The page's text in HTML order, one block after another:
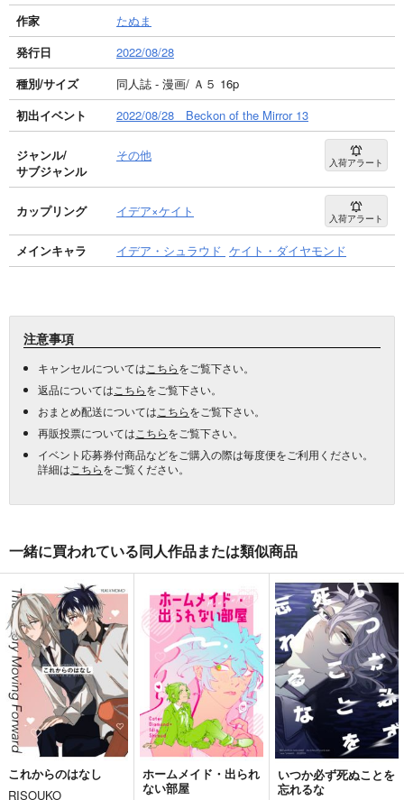
作家
たぬま
発行日
2022/08/28
種別/サイズ
同人誌 - 漫画/ Ａ５ 16p
初出イベント
2022/08/28 Beckon of the Mirror 13
ジャンル/
サブジャンル
その他 入荷アラート
カップリング イデア×ケイト 入荷アラート
メインキャラ イデア・シュラウド ケイト・ダイヤモンド
注意事項
キャンセルについては こちらをご覧下さい。
返品については こちらをご覧下さい。
おまとめ配送については こちらをご覧下さい。
再販投票については こちらをご覧下さい。
イベント応募券付商品などをご購入の際は毎度便をご利用ください。
詳細は こちらをご覧ください。
一緒に買われている同人作品または類似商品
これからのはなし
RISOUKO
ホームメイド・出られ
ない部屋
いつか必ず死ぬことを
忘れるな